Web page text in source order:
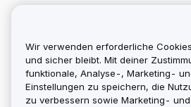
Wir verwenden erforderliche
und sicher bleibt. Mit deiner
funktionale, Analyse-, Marketing-
Einstellungen zu speichern, die
zu verbessern sowie Marketing-